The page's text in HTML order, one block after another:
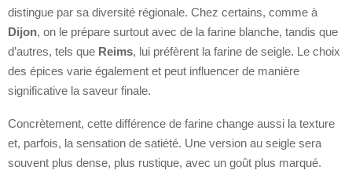
distingue par sa diversité régionale. Chez certains, comme à
Dijon, on le prépare surtout avec de la farine blanche, tandis que
d’autres, tels que Reims, lui préfèrent la farine de seigle. Le choix
des épices varie également et peut influencer de manière
significative la saveur finale.
Concrètement, cette différence de farine change aussi la texture
et, parfois, la sensation de satiété. Une version au seigle sera
souvent plus dense, plus rustique, avec un goût plus marqué.